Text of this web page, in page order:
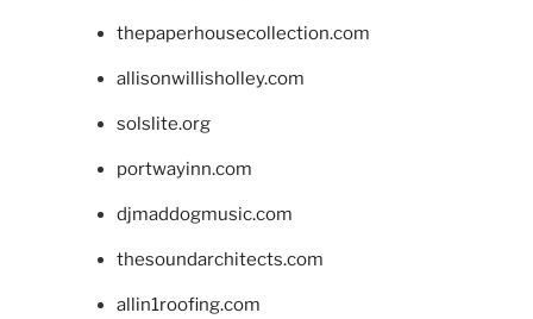
thepaperhousecollection.com
allisonwillisholley.com
solslite.org
portwayinn.com
djmaddogmusic.com
thesoundarchitects.com
allin1roofing.com